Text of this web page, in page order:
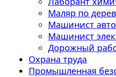
Маляр по
Машинист
Машинист
Дорожный
Охрана труда
Промышленная